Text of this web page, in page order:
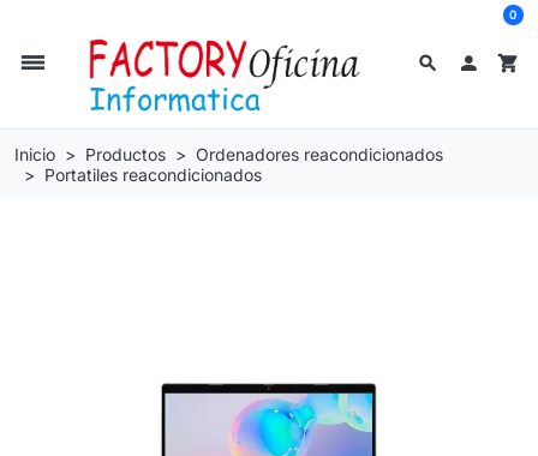
search
dehaze  shopping_cart
0
Inicio Productos
Ordenadores reacondicionados
Portatiles reacondicionados